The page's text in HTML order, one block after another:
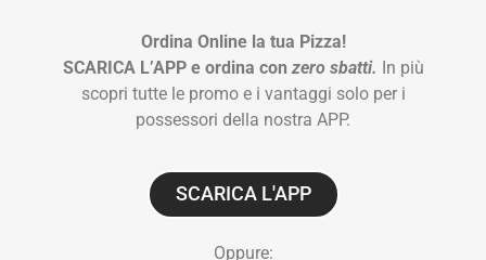
Ordina Online la tua Pizza!
SCARICA L’APP e ordina con zero sbatti. In più
scopri tutte le promo e i vantaggi solo per i
possessori della nostra APP.
SCARICA L'APP
Oppure: